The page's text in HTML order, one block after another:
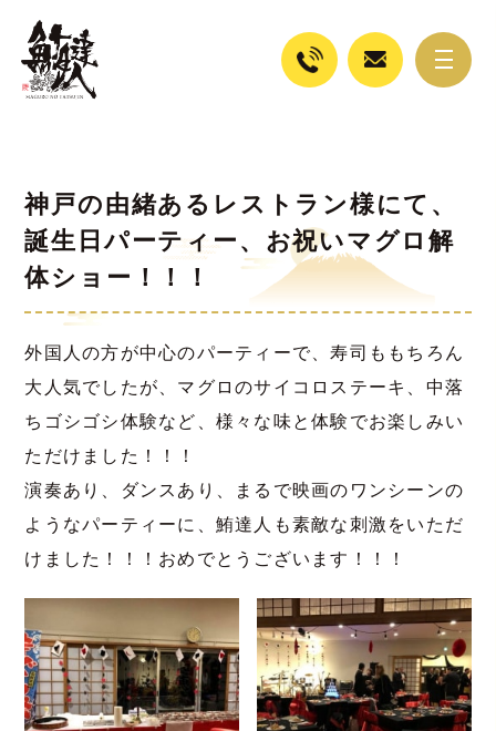
神戸の由緒あるレストラン様にて、
誕生日パーティー、お祝いマグロ解
体ショー！！！
外国人の方が中心のパーティーで、寿司ももちろん
大人気でしたが、マグロのサイコロステーキ、中落
ちゴシゴシ体験など、様々な味と体験でお楽しみい
ただけました！！！
演奏あり、ダンスあり、まるで映画のワンシーンの
ようなパーティーに、鮪達人も素敵な刺激をいただ
けました！！！おめでとうございます！！！